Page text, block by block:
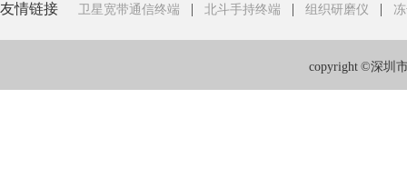
友情链接 卫星宽带通信终端 | 北斗手持终端 | 组织研磨仪 |
copyright ©深圳